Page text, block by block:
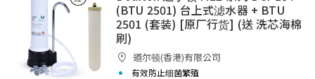
(BTU 2501) 台上式滤水器 + BTU
2501 (套装) [原厂行货] (送 洗芯海棉
刷)
道尔顿(香港)有限公司
有效防止细菌繁殖